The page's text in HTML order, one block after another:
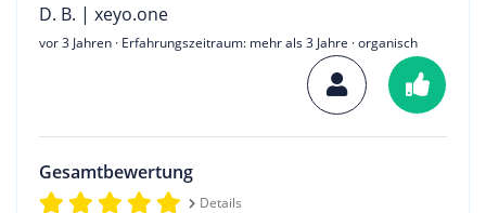
D. B. | xeyo.one
vor 3 Jahren · Erfahrungszeitraum: mehr als 3 Jahre · organisch
Gesamtbewertung
Details